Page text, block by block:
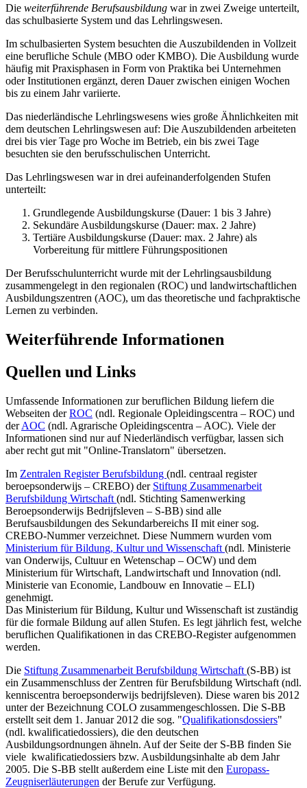
Die weiterführende Berufsausbildung war in zwei Zweige unterteilt,
das schulbasierte System und das Lehrlingswesen.
Im schulbasierten System besuchten die Auszubildenden in Vollzeit
eine berufliche Schule (MBO oder KMBO). Die Ausbildung wurde
häufig mit Praxisphasen in Form von Praktika bei Unternehmen
oder Institutionen ergänzt, deren Dauer zwischen einigen Wochen
bis zu einem Jahr variierte.
Das niederländische Lehrlingswesens wies große Ähnlichkeiten mit
dem deutschen Lehrlingswesen auf: Die Auszubildenden arbeiteten
drei bis vier Tage pro Woche im Betrieb, ein bis zwei Tage
besuchten sie den berufsschulischen Unterricht.
Das Lehrlingswesen war in drei aufeinanderfolgenden Stufen
unterteilt:
Grundlegende Ausbildungskurse (Dauer: 1 bis 3 Jahre)
Sekundäre Ausbildungskurse (Dauer: max. 2 Jahre)
Tertiäre Ausbildungskurse (Dauer: max. 2 Jahre) als
Vorbereitung für mittlere Führungspositionen
Der Berufsschulunterricht wurde mit der Lehrlingsausbildung
zusammengelegt in den regionalen (ROC) und landwirtschaftlichen
Ausbildungszentren (AOC), um das theoretische und fachpraktische
Lernen zu verbinden.
Weiterführende Informationen
Quellen und Links
Umfassende Informationen zur beruflichen Bildung liefern die
Webseiten derROC (ndl. Regionale Opleidingscentra – ROC) und
derAOC (ndl. Agrarische Opleidingscentra – AOC). Viele der
Informationen sind nur auf Niederländisch verfügbar, lassen sich
aber recht gut mit "Online-Translatorn" übersetzen.
Im Zentralen Register Berufsbildung (ndl. centraal register
beroepsonderwijs – CREBO) der Stiftung Zusammenarbeit
Berufsbildung Wirtschaft (ndl. Stichting Samenwerking
Beroepsonderwijs Bedrijfsleven – S-BB) sind alle
Berufsausbildungen des Sekundarbereichs II mit einer sog.
CREBO-Nummer verzeichnet. Diese Nummern wurden vom
Ministerium für Bildung, Kultur und Wissenschaft (ndl. Ministerie
van Onderwijs, Cultuur en Wetenschap – OCW) und dem
Ministerium für Wirtschaft, Landwirtschaft und Innovation (ndl.
Ministerie van Economie, Landbouw en Innovatie – ELI)
genehmigt.
Das Ministerium für Bildung, Kultur und Wissenschaft ist zuständig
für die formale Bildung auf allen Stufen. Es legt jährlich fest, welche
beruflichen Qualifikationen in das CREBO-Register aufgenommen
werden.
Die Stiftung Zusammenarbeit Berufsbildung Wirtschaft (S-BB) ist
ein Zusammenschluss der Zentren für Berufsbildung Wirtschaft (ndl.
kenniscentra beroepsonderwijs bedrijfsleven). Diese waren bis 2012
unter der Bezeichnung COLO zusammengeschlossen. Die S-BB
erstellt seit dem 1. Januar 2012 die sog. "Qualifikationsdossiers"
(ndl. kwalificatiedossiers), die den deutschen
Ausbildungsordnungen ähneln. Auf der Seite der S-BB finden Sie
viele kwalificatiedossiers bzw. Ausbildungsinhalte ab dem Jahr
2005. Die S-BB stellt außerdem eine Liste mit den Europass-
Zeugniserläuterungen der Berufe zur Verfügung.